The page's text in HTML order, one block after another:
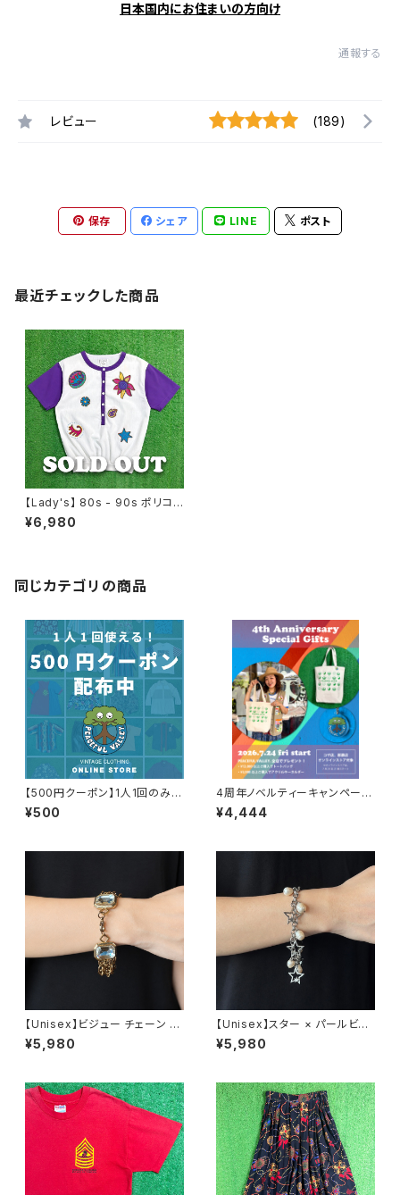
日本国内にお住まいの方向け
通報する
レビュー (189)
保存 シェア LINE ポスト
最近チェックした商品
【Lady's】 80s - 90s ポリコッ
トン デザイン トップス / 80年代
90年代 プルオーバー シャツ レ
¥6,980
同じカテゴリの商品
【500円クーポン】1人1回のみご
利用可能！
¥500
4周年ノベルティーキャンペーン
開催中！
¥4,444
【Unisex】ビジュー チェーン ブ
レスレット / 古着 アクセサリー
N0737
¥5,980
【Unisex】スター × パールビー
ズ チャーム チェーン ブレスレッ
ト / 古着 アクセサリー N1109
¥5,980